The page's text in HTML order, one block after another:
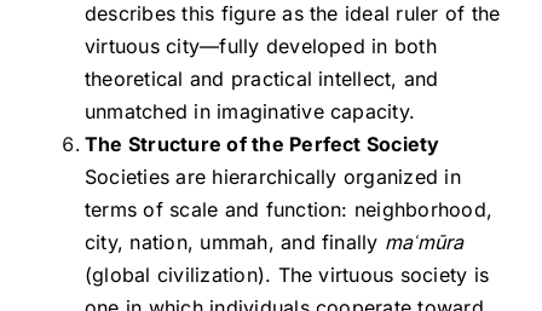
describes this figure as the ideal ruler of the
virtuous city—fully developed in both
theoretical and practical intellect, and
unmatched in imaginative capacity.
The Structure of the Perfect Society
Societies are hierarchically organized in
terms of scale and function: neighborhood,
city, nation, ummah, and finally maʿmūra
(global civilization). The virtuous society is